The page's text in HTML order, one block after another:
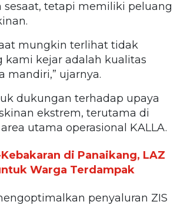
tetapi memiliki peluang
mungkin terlihat tidak
kami kejar adalah kualitas
mandiri,” ujarnya.
dukungan terhadap upaya
ekstrem, terutama di
utama operasional KALLA.
di Panaikang, LAZ
Warga Terdampak
penyaluran ZIS